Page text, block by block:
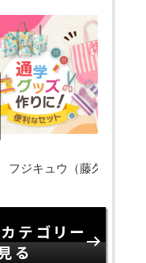
フジキュウ（藤久） 様
テゴリー
る